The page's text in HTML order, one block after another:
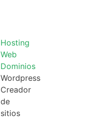
Hosting
Web
Dominios
Wordpress
Creador
de
sitios